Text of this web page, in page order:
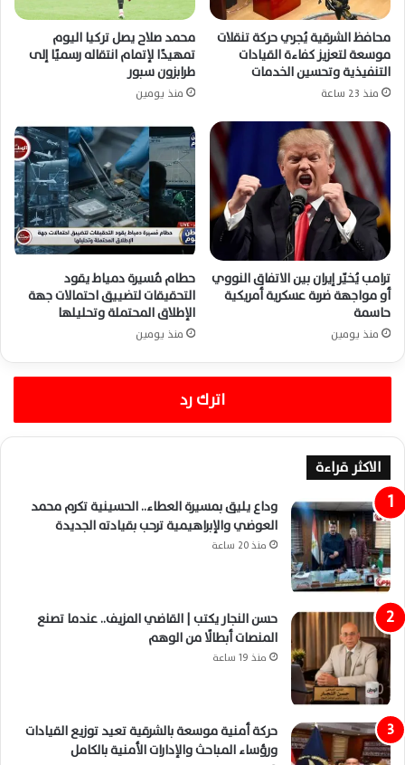
محافظ الشرقية يُجري حركة تنقلات
موسعة لتعزيز كفاءة القيادات
التنفيذية وتحسين الخدمات
منذ 23 ساعة
محمد صلاح يصل تركيا اليوم
تمهيدًا لإتمام انتقاله رسميًا إلى
طرابزون سبور
منذ يومين
ترامب يُخيّر إيران بين الاتفاق النووي
أو مواجهة ضربة عسكرية أمريكية
حاسمة
منذ يومين
حطام مُسيرة دمياط يقود
التحقيقات لتضييق احتمالات جهة
الإطلاق المحتملة وتحليلها
منذ يومين
اترك رد
الاكثر قراءة
وداع يليق بمسيرة العطاء.. الحسينية تكرم محمد
العوضي والإبراهيمية ترحب بقيادته الجديدة
منذ 20 ساعة
حسن النجار يكتب | القاضي المزيف.. عندما تصنع
المنصات أبطالًا من الوهم
منذ 19 ساعة
حركة أمنية موسعة بالشرقية تعيد توزيع القيادات
ورؤساء المباحث والإدارات الأمنية بالكامل